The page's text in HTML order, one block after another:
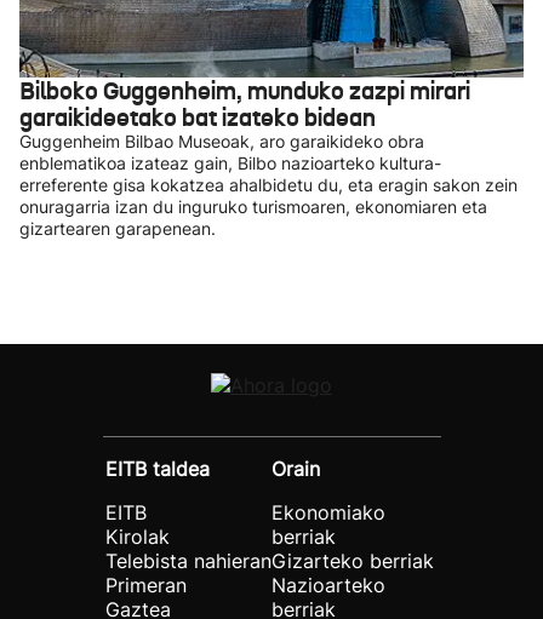
Bilboko Guggenheim, munduko zazpi mirari
garaikideetako bat izateko bidean
Guggenheim Bilbao Museoak, aro garaikideko obra
enblematikoa izateaz gain, Bilbo nazioarteko kultura-
erreferente gisa kokatzea ahalbidetu du, eta eragin sakon zein
onuragarria izan du inguruko turismoaren, ekonomiaren eta
gizartearen garapenean.
EITB taldea
EITB
Kirolak
Telebista nahieran
Primeran
Gaztea
Orain
Ekonomiako
berriak
Gizarteko berriak
Nazioarteko
berriak